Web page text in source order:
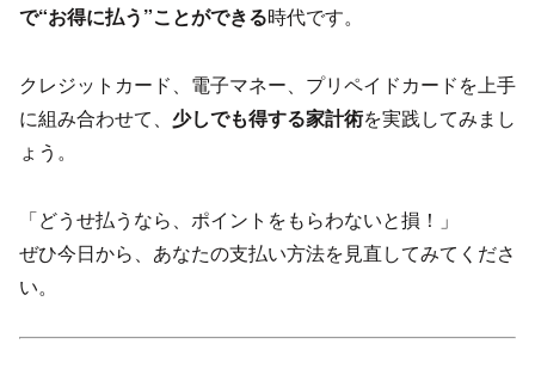
で“お得に払う”ことができる時代です。
クレジットカード、電子マネー、プリペイドカードを上手
に組み合わせて、 少しでも得する家計術を実践してみまし
ょう。
「どうせ払うなら、ポイントをもらわないと損！」
ぜひ今日から、あなたの支払い方法を見直してみてくださ
い。